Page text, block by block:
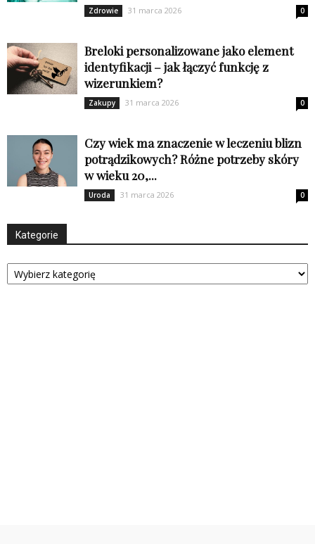
Zdrowie 31 marca 2026 0
Breloki personalizowane jako element
identyfikacji – jak łączyć funkcję z
wizerunkiem?
Zakupy 31 marca 2026 0
Czy wiek ma znaczenie w leczeniu blizn
potrądzikowych? Różne potrzeby skóry
w wieku 20,...
Uroda 31 marca 2026 0
Kategorie
Kategorie